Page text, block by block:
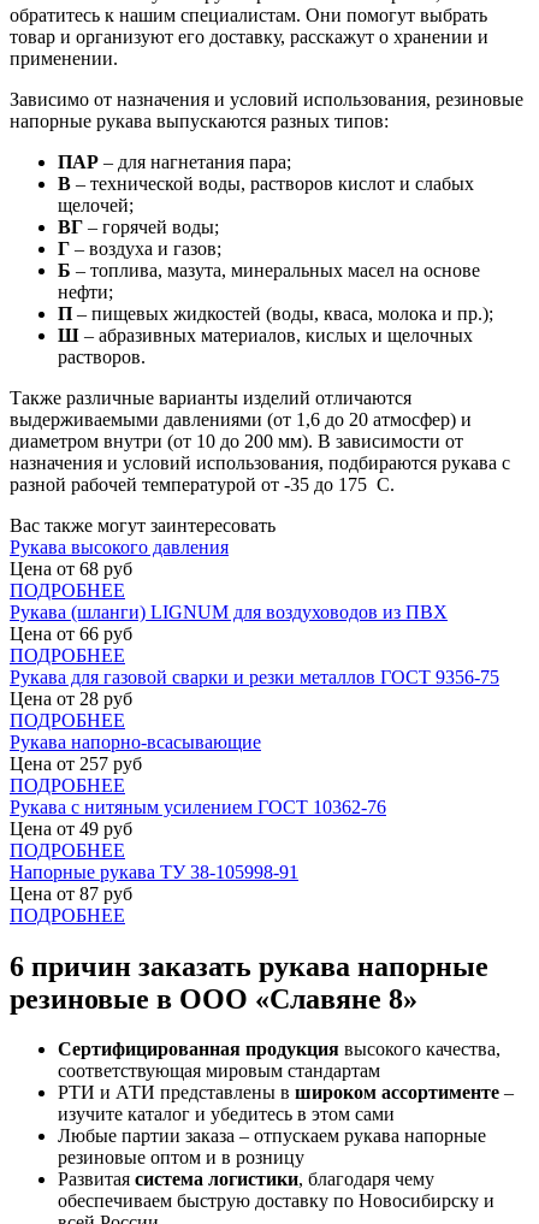
обратитесь к нашим специалистам. Они помогут выбрать
товар и организуют его доставку, расскажут о хранении и
применении.
Зависимо от назначения и условий использования, резиновые
напорные рукава выпускаются разных типов:
ПАР – для нагнетания пара;
В – технической воды, растворов кислот и слабых
щелочей;
ВГ – горячей воды;
Г – воздуха и газов;
Б – топлива, мазута, минеральных масел на основе
нефти;
П – пищевых жидкостей (воды, кваса, молока и пр.);
Ш – абразивных материалов, кислых и щелочных
растворов.
Также различные варианты изделий отличаются
выдерживаемыми давлениями (от 1,6 до 20 атмосфер) и
диаметром внутри (от 10 до 200 мм). В зависимости от
назначения и условий использования, подбираются рукава с
разной рабочей температурой от -35 до 175 С.
Вас также могут заинтересовать
Рукава высокого давления
Цена от 68 руб
ПОДРОБНЕЕ
Рукава (шланги) LIGNUM для воздуховодов из ПВХ
Цена от 66 руб
ПОДРОБНЕЕ
Рукава для газовой сварки и резки металлов ГОСТ 9356-75
Цена от 28 руб
ПОДРОБНЕЕ
Рукава напорно-всасывающие
Цена от 257 руб
ПОДРОБНЕЕ
Рукава с нитяным усилением ГОСТ 10362-76
Цена от 49 руб
ПОДРОБНЕЕ
Напорные рукава ТУ 38-105998-91
Цена от 87 руб
ПОДРОБНЕЕ
6 причин заказать рукава напорные
резиновые в ООО «Славяне 8»
Сертифицированная продукция высокого качества,
соответствующая мировым стандартам
РТИ и АТИ представлены в широком ассортименте –
изучите каталог и убедитесь в этом сами
Любые партии заказа – отпускаем рукава напорные
резиновые оптом и в розницу
Развитая система логистики, благодаря чему
обеспечиваем быструю доставку по Новосибирску и